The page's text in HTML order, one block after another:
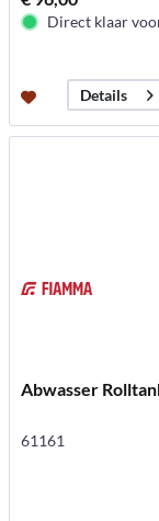
Direct klaar
Details
Abwasser
61161